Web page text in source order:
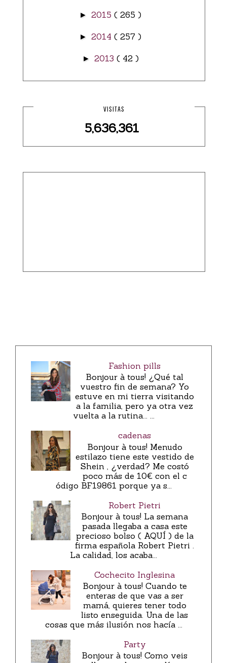
► 2015 ( 265 )
► 2014 ( 257 )
► 2013 ( 42 )
VISITAS
5,636,361
Fashion pills
Bonjour à tous! ¿Qué tal
vuestro fin de semana? Yo
estuve en mi tierra visitando
a la familia, pero ya otra vez
vuelta a la rutina... ...
cadenas
Bonjour à tous! Menudo
estilazo tiene este vestido de
Shein , ¿verdad? Me costó
poco más de 10€ con el c
ódigo BF19861 porque ya s...
Robert Pietri
Bonjour à tous! La semana
pasada llegaba a casa este
precioso bolso ( AQUÍ ) de la
firma española Robert Pietri .
La calidad, los acaba...
Cochecito Inglesina
Bonjour à tous! Cuando te
enteras de que vas a ser
mamá, quieres tener todo
listo enseguida. Una de las
cosas que más ilusión nos hacía ...
Party
Bonjour à tous! Como veis